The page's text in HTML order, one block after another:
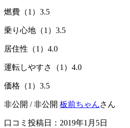
燃費（1） 3.5
乗り心地（1） 3.5
居住性（1） 4.0
運転しやすさ（1） 4.0
価格（1） 3.5
非公開 / 非公開 板前ちゃんさん
口コミ投稿日：2019年1月5日